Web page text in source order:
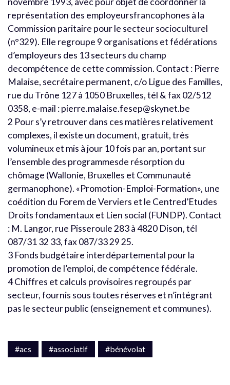
représentation des employeursfrancophones à la
Commission paritaire pour le secteur socioculturel
(n°329). Elle regroupe 9 organisations et fédérations
d’employeurs des 13 secteurs du champ
decompétence de cette commission. Contact : Pierre
Malaise, secrétaire permanent, c/o Ligue des Familles,
rue du Trône 127 à 1050 Bruxelles, tél & fax 02/512
0358, e-mail : pierre.malaise.fesep@skynet.be
2 Pour s’y retrouver dans ces matières relativement
complexes, il existe un document, gratuit, très
volumineux et mis à jour 10 fois par an, portant sur
l’ensemble des programmesde résorption du
chômage (Wallonie, Bruxelles et Communauté
germanophone). «Promotion-Emploi-Formation», une
coédition du Forem de Verviers et le Centred’Etudes
Droits fondamentaux et Lien social (FUNDP). Contact
: M. Langor, rue Pisseroule 283 à 4820 Dison, tél
087/31 32 33, fax 087/33 29 25.
3 Fonds budgétaire interdépartemental pour la
promotion de l’emploi, de compétence fédérale.
4 Chiffres et calculs provisoires regroupés par
secteur, fournis sous toutes réserves et n’intégrant
pas le secteur public (enseignement et communes).
#acs #associatif #bénévolat